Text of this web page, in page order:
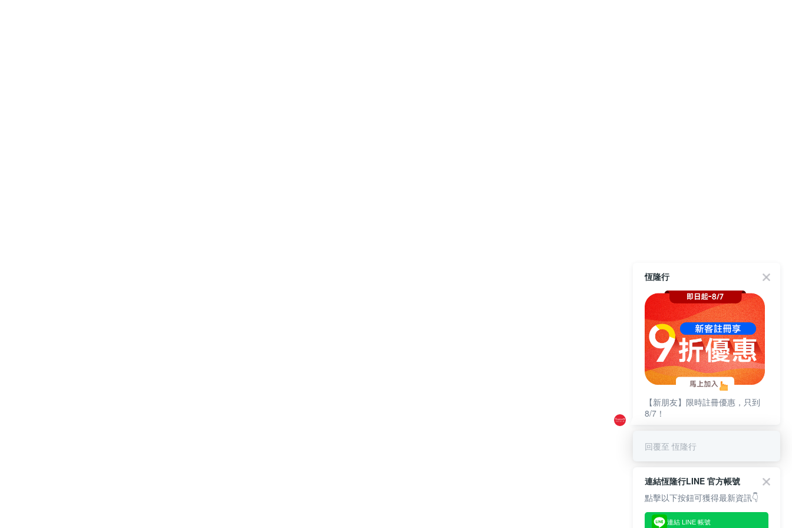
恆隆行
【新朋友】限時註冊優惠，只到
8/7！
回覆至 恆隆行
連結恆隆行LINE 官方帳號
點擊以下按鈕可獲得最新資訊👇
連結 LINE 帳號